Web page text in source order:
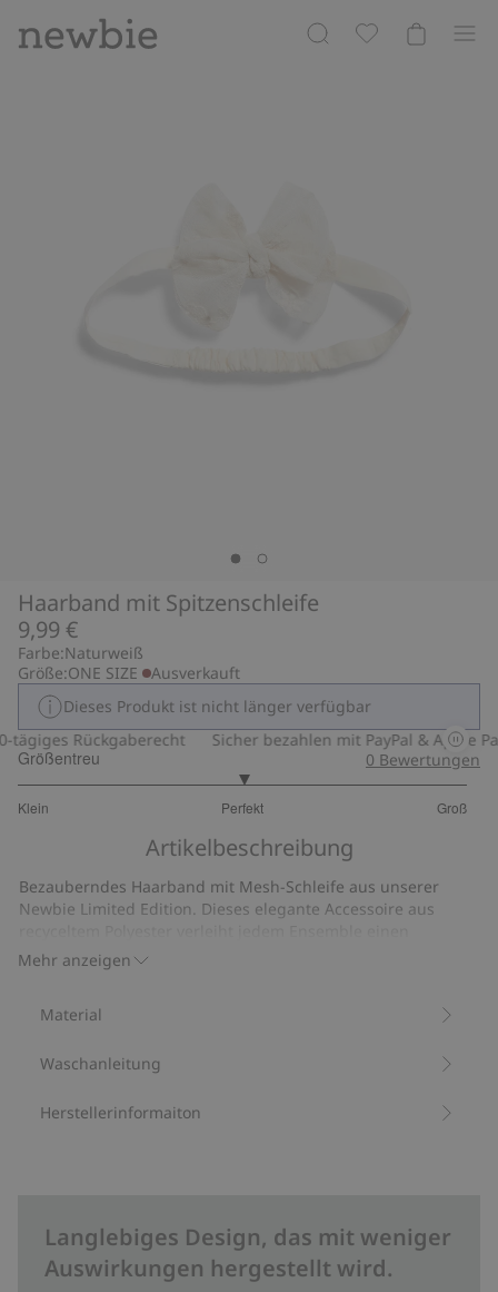
Haarband mit Spitzenschleife
9,99 €
Farbe:Naturweiß
Größe:ONE SIZE
Ausverkauft
Dieses Produkt ist nicht länger verfügbar
tägiges Rückgaberecht
Sicher bezahlen mit PayPal & Apple Pay
Größentreu
Klein Perfekt Groß
3
von
5
Bewertungen
0 Bewertungen
Artikelbeschreibung
Mehr anzeigen
Bezauberndes Haarband mit Mesh-Schleife aus unserer
Newbie Limited Edition. Dieses elegante Accessoire aus
niedlichen Blickfang. Für Babys und Kinder geeignet.
Artikelnummer
Material
Waschanleitung
Herstellerinformaiton
Langlebiges Design, das mit weniger
Auswirkungen hergestellt wird.